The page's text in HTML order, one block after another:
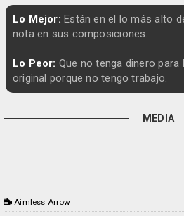
Lo Mejor: Están en el lo más alto
nota en sus composiciones.
Lo Peor: Que no tenga dinero
original porque no tengo trabajo.
MEDIA
Aimless Arrow